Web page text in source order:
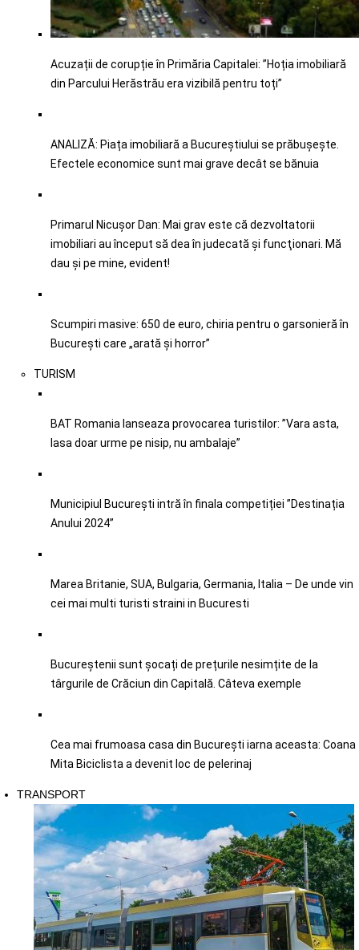
Acuzații de corupție în Primăria Capitalei: ”Hoția imobiliară
din Parcului Herăstrău era vizibilă pentru toți”
ANALIZĂ: Piața imobiliară a Bucureștiului se prăbușește.
Efectele economice sunt mai grave decât se bănuia
Primarul Nicușor Dan: Mai grav este că dezvoltatorii
imobiliari au început să dea în judecată şi funcţionari. Mă
dau şi pe mine, evident!
Scumpiri masive: 650 de euro, chiria pentru o garsonieră în
București care „arată și horror”
TURISM
BAT Romania lanseaza provocarea turistilor: ”Vara asta,
lasa doar urme pe nisip, nu ambalaje”
Municipiul București intră în finala competiției ”Destinația
Anului 2024”
Marea Britanie, SUA, Bulgaria, Germania, Italia – De unde vin
cei mai multi turisti straini in Bucuresti
Bucureștenii sunt șocați de prețurile nesimțite de la
târgurile de Crăciun din Capitală. Câteva exemple
Cea mai frumoasa casa din București iarna aceasta: Coana
Mita Biciclista a devenit loc de pelerinaj
TRANSPORT